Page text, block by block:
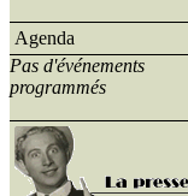
Agenda
Pas d'événements
programmés